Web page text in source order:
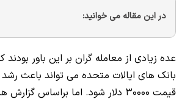
در این مقاله می خوانید:
عده زیادی از معامله گران بر این باور
بانک های ایالات متحده می تواند باعث
قیمت 30000 دلار شود. اما براساس